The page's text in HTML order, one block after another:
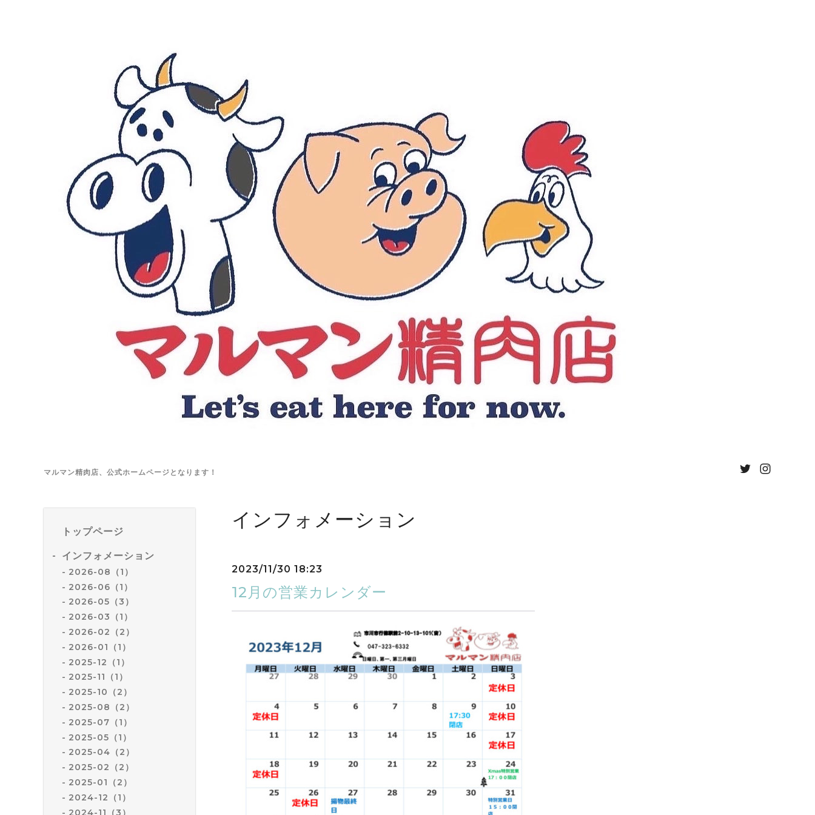
マルマン精肉店、公式ホームページとなります！
トップページ
インフォメーション
2026-08（1）
2026-06（1）
2026-05（3）
2026-03（1）
2026-02（2）
2026-01（1）
2025-12（1）
2025-11（1）
2025-10（2）
2025-08（2）
2025-07（1）
2025-05（1）
2025-04（2）
2025-02（2）
2025-01（2）
2024-12（1）
2024-11（3）
インフォメーション
2023/11/30 18:23
12月の営業カレンダー